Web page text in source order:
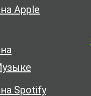
Apple
Spotify